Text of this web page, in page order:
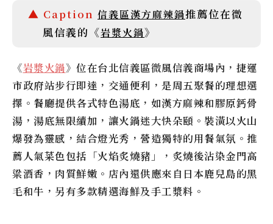
信義區漢方麻辣鍋推薦位在微
風信義的《岩漿火鍋》
《岩漿火鍋》位在台北信義區微風信義商場內，捷運
市政府站步行即達，交通便利，是周五聚餐的理想選
擇。餐廳提供各式特色湯底，如漢方麻辣和膠原鈣骨
湯，湯底無限續加，讓火鍋迷大快朵頤。裝潢以火山
爆發為靈感，結合燈光秀，營造獨特的用餐氣氛。推
薦人氣菜色包括「火焰炙燒豬」，炙燒後沾染金門高
粱酒香，肉質鮮嫩。店內還供應來自日本鹿兒島的黑
毛和牛，另有多款精選海鮮及手工漿料。